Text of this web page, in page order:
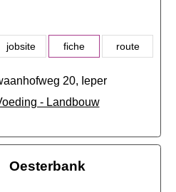
jobsite fiche route
20, Ieper
- Landbouw
Oesterbank